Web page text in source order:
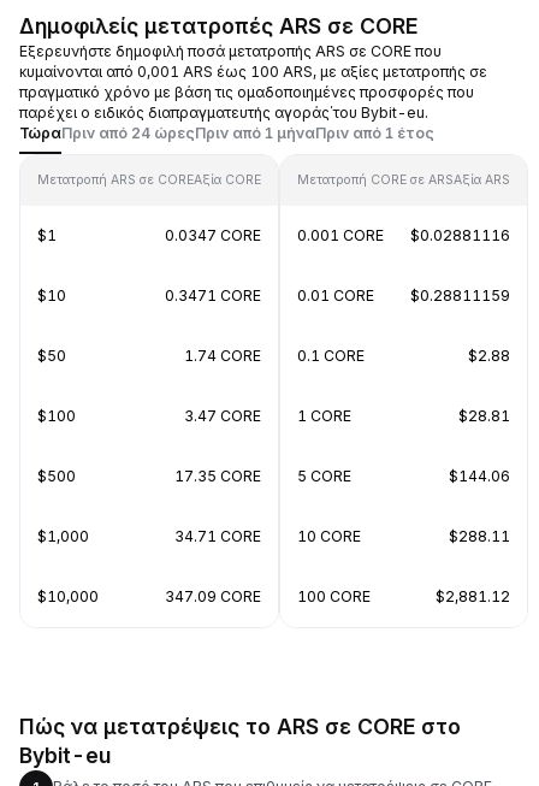
Δημοφιλείς μετατροπές ARS σε CORE
Εξερευνήστε δημοφιλή ποσά μετατροπής ARS σε CORE που
κυμαίνονται από 0,001 ARS έως 100 ARS, με αξίες μετατροπής σε
πραγματικό χρόνο με βάση τις ομαδοποιημένες προσφορές που
παρέχει ο ειδικός διαπραγματευτής αγοράς΄του Bybit-eu.
ΤώραΠριν από 24 ώρεςΠριν από 1 μήναΠριν από 1 έτος
Μετατροπή ARS σε COREΑξία CORE
$1 0.0347 CORE
$10 0.3471 CORE
$50 1.74 CORE
$100 3.47 CORE
$500 17.35 CORE
$1,000 34.71 CORE
$10,000 347.09 CORE
Μετατροπή CORE σε ARSΑξία ARS
0.001 CORE $0.02881116
0.01 CORE $0.28811159
0.1 CORE $2.88
1 CORE $28.81
5 CORE $144.06
10 CORE $288.11
100 CORE $2,881.12
Πώς να μετατρέψεις το ARS σε CORE στο
Bybit-eu